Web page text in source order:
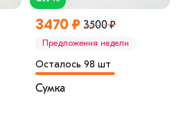
3470 ₽ 3500 ₽
Предложения недели
Осталось 98 шт
Сумка